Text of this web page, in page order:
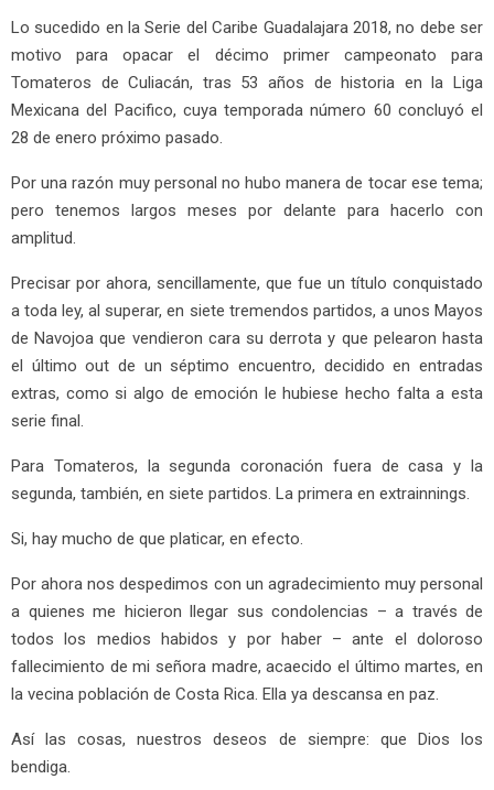
Lo sucedido en la Serie del Caribe Guadalajara 2018, no debe ser
motivo para opacar el décimo primer campeonato para
Tomateros de Culiacán, tras 53 años de historia en la Liga
Mexicana del Pacifico, cuya temporada número 60 concluyó el
28 de enero próximo pasado.
Por una razón muy personal no hubo manera de tocar ese tema;
pero tenemos largos meses por delante para hacerlo con
amplitud.
Precisar por ahora, sencillamente, que fue un título conquistado
a toda ley, al superar, en siete tremendos partidos, a unos Mayos
de Navojoa que vendieron cara su derrota y que pelearon hasta
el último out de un séptimo encuentro, decidido en entradas
extras, como si algo de emoción le hubiese hecho falta a esta
serie final.
Para Tomateros, la segunda coronación fuera de casa y la
segunda, también, en siete partidos. La primera en extrainnings.
Si, hay mucho de que platicar, en efecto.
Por ahora nos despedimos con un agradecimiento muy personal
a quienes me hicieron llegar sus condolencias – a través de
todos los medios habidos y por haber – ante el doloroso
fallecimiento de mi señora madre, acaecido el último martes, en
la vecina población de Costa Rica. Ella ya descansa en paz.
Así las cosas, nuestros deseos de siempre: que Dios los
bendiga.